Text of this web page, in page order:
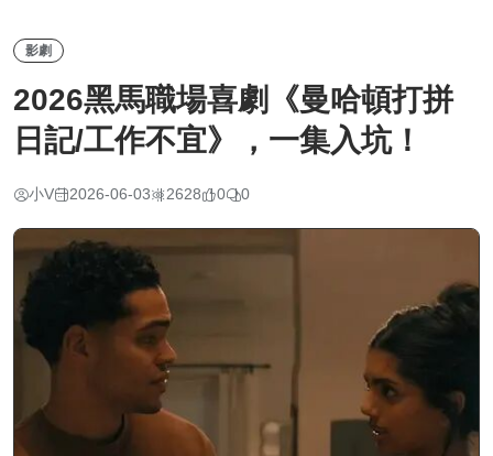
影劇
2026黑馬職場喜劇《曼哈頓打拼
日記/工作不宜》，一集入坑！
小V 2026-06-03 2628 0 0